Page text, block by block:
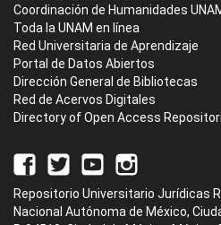
Coordinación de Humanidades
Toda la UNAM en línea
Red Universitaria de Aprendizaje
Portal de Datos Abiertos
Dirección General de Bibliotecas
Red de Acervos Digitales
Directory of Open Access
Repositorio Universitario Jurídicas
Nacional Autónoma de México,